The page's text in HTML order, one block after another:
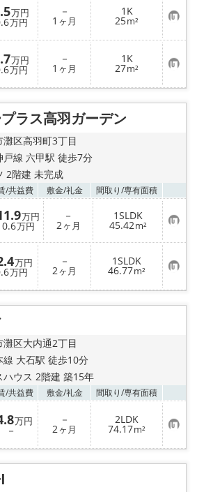
万円
万円
－
1 ヶ月
1K
25m² お
気
に
入
り
登
録
万円
万円
－
1 ヶ月
1K
27m² お
気
に
り
ラス高羽ガーデン
灘区高羽町3丁目
戸線 六甲駅 徒歩7分
2階建 未完成
/共益費 敷金/礼金 間取り/専有面積
万円
0.6万円
－
2ヶ月
1SLDK
45.42m² お
気
に
入
り
登
録
万円
万円
－
2ヶ月
1SLDK
46.77m² お
気
に
り
灘区大内通2丁目
線 大石駅 徒歩10分
ハウス 2階建 築15年
/共益費 敷金/礼金 間取り/専有面積
万円
－
－
2ヶ月
2LDK
74.17m² お
気
に
り